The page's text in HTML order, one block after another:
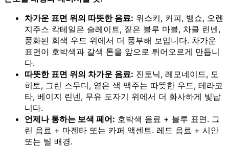
차가운 표면 위의 따뜻한 음료: 위스키, 커피, 뱅쇼, 오렌
지주스 칵테일은 슬레이트, 짙은 블루 마블, 차콜 린넨,
풍화된 회색 우드 위에서 더 풍부해 보입니다. 차가운
표면이 호박색과 갈색 톤을 앞으로 튀어오르게 만듭니
다.
따뜻한 표면 위의 차가운 음료: 진토닉, 레모네이드, 모
히토, 그린 스무디, 옅은 색 맥주는 따뜻한 우드, 테라코
타, 베이지 린넨, 무유 도자기 위에서 더 화사하게 빛납
니다.
언제나 통하는 보색 페어: 호박색 음료 + 블루 표면. 그
린 음료 + 마젠타 또는 카퍼 액센트. 레드 음료 + 시안
또는 틸 배경.